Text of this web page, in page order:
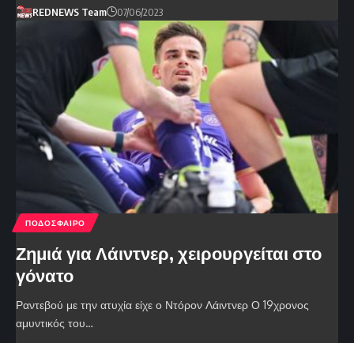
REDNEWS Team 07/06/2023
ΠΟΔΟΣΦΑΙΡΟ
Ζημιά για Λάιντνερ, χειρουργείται στο
γόνατο
Ραντεβού με την ατυχία είχε ο Ντόρον Λάιντνερ Ο 19χρονος
αμυντικός του…